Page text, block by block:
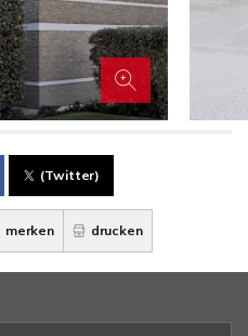
(Twitter)
merken drucken